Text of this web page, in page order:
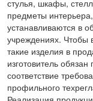
стулья, шкафы,
предметы
устанавливаются в
учреждениях. Чтобы
такие изделия в
изготовитель обязан
соответствие
профильного